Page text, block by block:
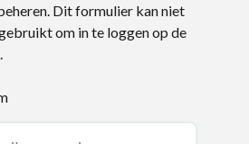
Dit formulier kan niet
om in te loggen op de